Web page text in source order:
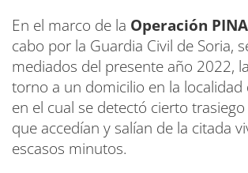
En el marco de la Operación
cabo por la Guardia Civil de Soria,
mediados del presente año 2022,
torno a un domicilio en la localidad
en el cual se detectó cierto
que accedían y salían de la citada
escasos minutos.